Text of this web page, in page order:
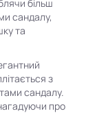
більш
сандалу,
та
з
сандалу.
про